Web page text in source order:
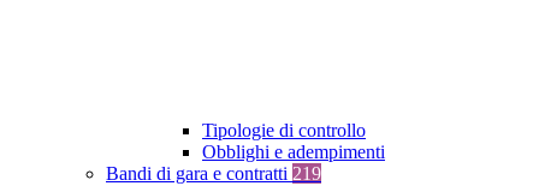
Tipologie di controllo
Obblighi e adempimenti
Bandi di gara e contratti 219